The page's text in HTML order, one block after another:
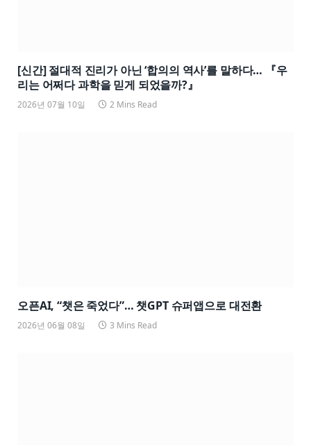
[신간] 절대적 진리가 아닌 ‘합의의 역사’를 말하다… 『우
리는 어쩌다 과학을 믿게 되었을까?』
2026년 07월 10일 2 Mins Read
오픈AI, “챗은 죽었다”… 챗GPT 슈퍼앱으로 대전환
2026년 06월 08일 3 Mins Read